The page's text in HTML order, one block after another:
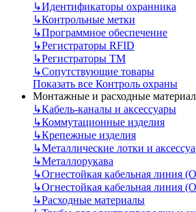
↳Идентификаторы охранника
↳Контрольные метки
↳Программное обеспечение
↳Регистраторы RFID
↳Регистраторы ТМ
↳Сопутствующие товары
Показать все Контроль охраны
Монтажные и расходные
↳Кабель-каналы и аксессуары
↳Коммутационные изделия
↳Крепежные изделия
↳Металлические лотки и
↳Металлорукава
↳Огнестойкая кабельная линия
↳Огнестойкая кабельная линия
↳Расходные материалы